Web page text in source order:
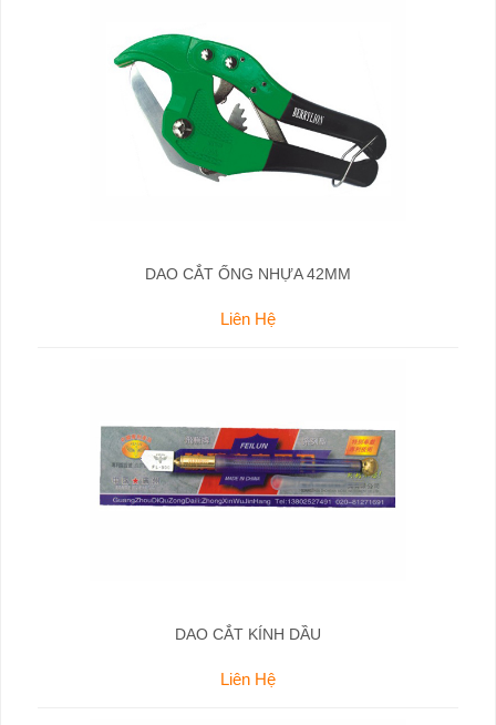
DAO CẮT ỐNG NHỰA 42MM
Liên Hệ
DAO CẮT KÍNH DẦU
Liên Hệ